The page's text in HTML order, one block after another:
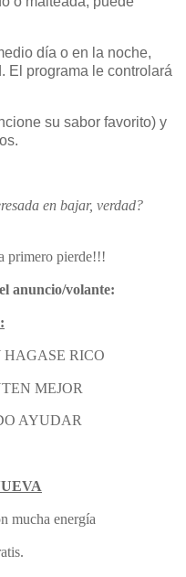
día o en la noche,
El programa le controlará
su sabor favorito) y
en bajar, verdad?
primero pierde!!!
anuncio/volante:
HAGASE RICO
MEJOR
AYUDAR
mucha energía